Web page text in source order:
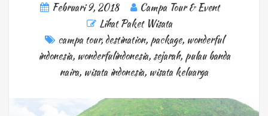
Februari 9, 2018
Campa Tour & Event
Lihat Paket Wisata
campa tour,destination, package, wonderful
indonesia, wonderfulindonesia, sejarah, pulau banda
naira, wisata indonesia, wisata keluarga